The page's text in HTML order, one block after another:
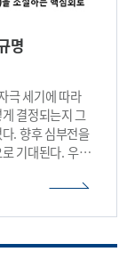
연구는
성 면역조절
명
극 세기에 따라
결정되는지 그
. 향후 심부전을
기대된다. 우리
혁
(도약/전략연구)